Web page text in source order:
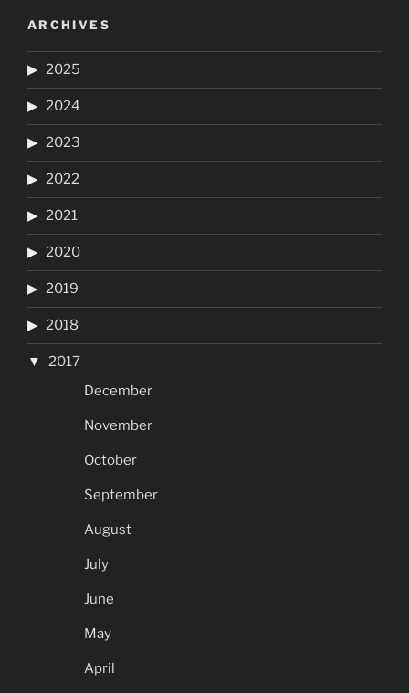
ARCHIVES
2025
2024
2023
2022
2021
2020
2019
2018
2017
December
November
October
September
August
July
June
May
April